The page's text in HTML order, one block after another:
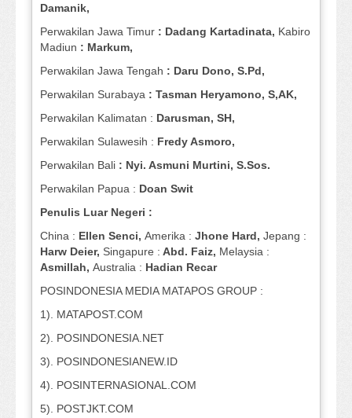
Damanik,
Perwakilan Jawa Timur : Dadang Kartadinata, Kabiro
Madiun : Markum,
Perwakilan Jawa Tengah : Daru Dono, S.Pd,
Perwakilan Surabaya : Tasman Heryamono, S,AK,
Perwakilan Kalimatan : Darusman, SH,
Perwakilan Sulawesih : Fredy Asmoro,
Perwakilan Bali : Nyi. Asmuni Murtini, S.Sos.
Perwakilan Papua : Doan Swit
Penulis Luar Negeri :
China : Ellen Senci, Amerika : Jhone Hard, Jepang :
Harw Deier, Singapure : Abd. Faiz, Melaysia :
Asmillah, Australia : Hadian Recar
POSINDONESIA MEDIA MATAPOS GROUP :
1). MATAPOST.COM
2). POSINDONESIA.NET
3). POSINDONESIANEW.ID
4). POSINTERNASIONAL.COM
5). POSTJKT.COM